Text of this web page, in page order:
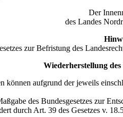
Der
des Landes
zur Befristung des
Wiederherstellung
können aufgrund der jeweils
des Bundesgesetzes zur
durch Art. 39 des Gesetzes v.